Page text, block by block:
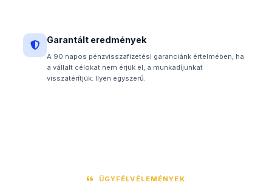
Garantált eredmények
A 90 napos pénzvisszafizetési garanciánk értelmében, ha
a vállalt célokat nem érjük el, a munkadíjunkat
visszatérítjük. Ilyen egyszerű.
ÜGYFÉLVÉLEMÉNYEK